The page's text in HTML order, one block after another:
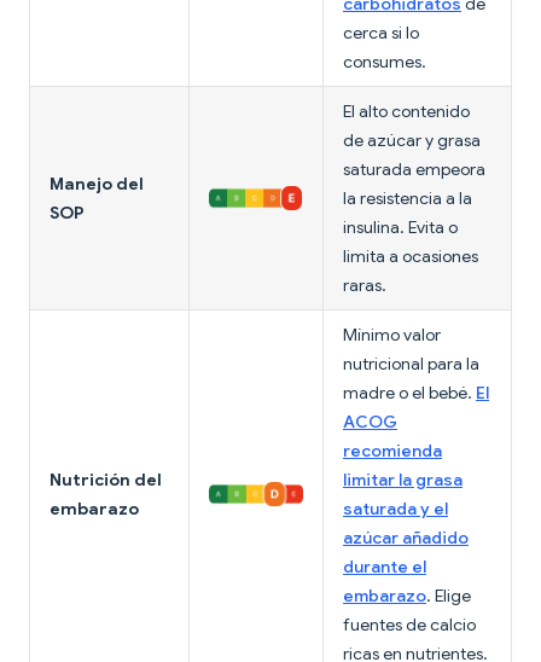
cerca si lo
consumes.
Manejo del
SOP
El alto contenido
de azúcar y grasa
saturada empeora
la resistencia a la
insulina. Evita o
limita a ocasiones
raras.
Nutrición del
embarazo
Mínimo valor
nutricional para la
madre o el bebé. El
ACOG
recomienda
limitar la grasa
saturada y el
azúcar añadido
durante el
embarazo. Elige
fuentes de calcio
ricas en nutrientes.